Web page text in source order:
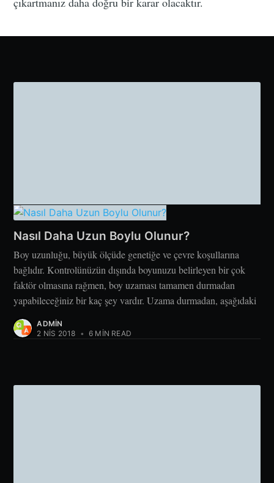
Nasıl Daha Uzun Boylu Olunur?
Boy uzunluğu, büyük ölçüde genetiğe ve çevre koşullarına
bağlıdır. Kontrolünüzün dışında boyunuzu belirleyen bir çok
faktör olmasına rağmen, boy uzaması tamamen durmadan
yapabileceğiniz bir kaç şey vardır. Uzama durmadan, aşağıdaki
ADMIN
2 NIS 2018 • 6 MIN READ